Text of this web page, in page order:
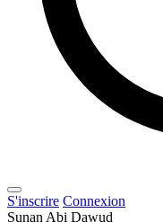
S'inscrire Connexion
Sunan Abi Dawud